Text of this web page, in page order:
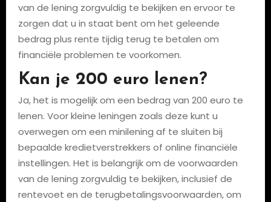
van de lening zorgvuldig te bekijken en ervoor te
zorgen dat u in staat bent om het geleende
bedrag plus rente tijdig terug te betalen om
financiële problemen te voorkomen.
Kan je 200 euro lenen?
Ja, het is mogelijk om een bedrag van 200 euro te
lenen. Voor kleine leningen zoals deze kunt u
overwegen om een minilening af te sluiten bij
bepaalde kredietverstrekkers of online financiële
instellingen. Het is belangrijk om de voorwaarden
van de lening zorgvuldig te bekijken, inclusief de
rentevoet en de terugbetalingsvoorwaarden, om